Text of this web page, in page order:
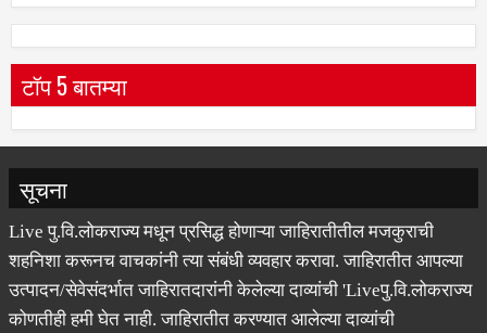
टॉप 5 बातम्या
सूचना
Live पु.वि.लोकराज्य मधून प्रसिद्ध होणाऱ्या जाहिरातीतील मजकुराची
शहनिशा करूनच वाचकांनी त्या संबंधी व्यवहार करावा. जाहिरातीत आपल्या
उत्पादन/सेवेसंदर्भात जाहिरातदारांनी केलेल्या दाव्यांची 'Liveपु.वि.लोकराज्य
कोणतीही हमी घेत नाही. जाहिरातीत करण्यात आलेल्या दाव्यांची